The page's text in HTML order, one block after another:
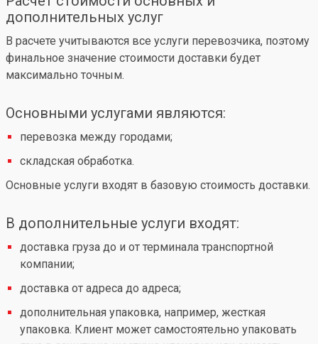
дополнительных услуг
В расчете учитываются все услуги перевозчика, поэтому
финальное значение стоимости доставки будет
максимально точным.
Основными услугами являются:
перевозка между городами;
складская обработка.
Основные услуги входят в базовую стоимость доставки.
В дополнительные услуги входят:
доставка груза до и от терминала транспортной
компании;
доставка от адреса до адреса;
дополнительная упаковка, например, жесткая
упаковка. Клиент может самостоятельно упаковать